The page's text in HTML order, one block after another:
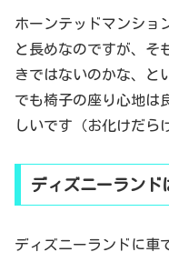
ホーンテッドマンショ
と長めなのですが、そ
きではないのかな、と
でも椅子の座り心地は
しいです（お化けだら
ディズニーランド
ディズニーランドに車